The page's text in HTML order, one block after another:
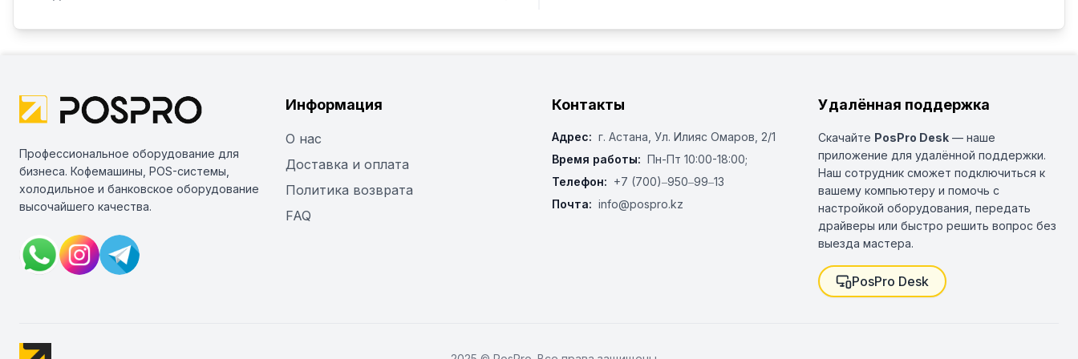
Профессиональное оборудование для
бизнеса. Кофемашины, POS-системы,
холодильное и банковское оборудование
высочайшего качества.
Информация
О нас
Доставка и оплата
Политика возврата
FAQ
Контакты
Адрес: г. Астана, ​Ул. Илияс Омаров, 2/1
Время работы: Пн-Пт 10:00-18:00;
Телефон: +7 (700)‒950‒99‒13
Почта: info@pospro.kz
Удалённая поддержка
Скачайте PosPro Desk — наше
приложение для удалённой поддержки.
Наш сотрудник сможет подключиться к
вашему компьютеру и помочь с
настройкой оборудования, передать
драйверы или быстро решить вопрос без
выезда мастера.
PosPro Desk